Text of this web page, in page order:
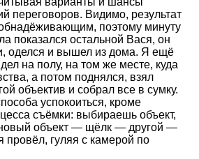
переговоров. Видимо, результат
поэтому минуту
показался остальной Вася, он
оделся и вышел из дома. Я ещё
на полу, на том же месте, куда
а потом поднялся, взял
объектив и собрал все в сумку.
успокоиться, кроме
съёмки: выбираешь объект,
объект — щёлк — другой —
провёл, гуляя с камерой по